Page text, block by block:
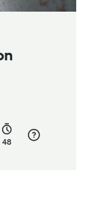
48